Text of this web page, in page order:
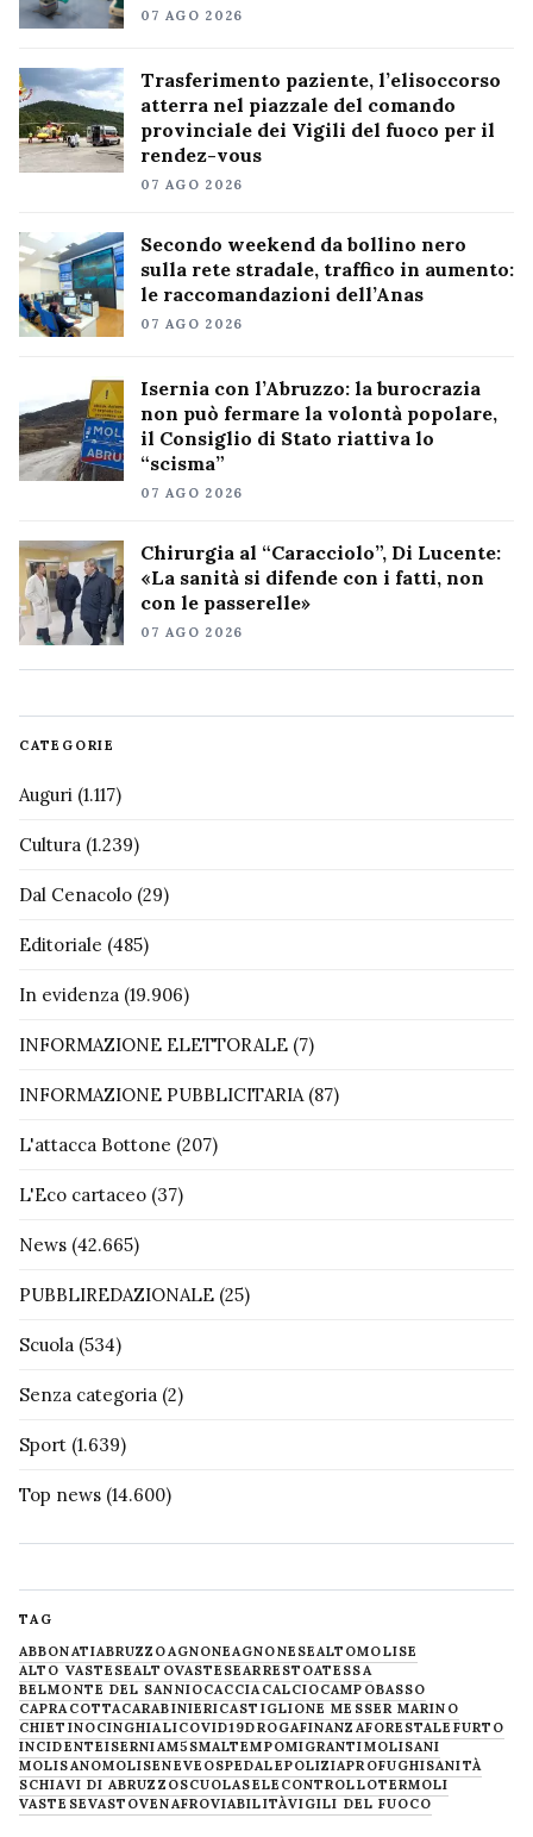
07 AGO 2026
Trasferimento paziente, l’elisoccorso
atterra nel piazzale del comando
provinciale dei Vigili del fuoco per il
rendez-vous
07 AGO 2026
Secondo weekend da bollino nero
sulla rete stradale, traffico in aumento:
le raccomandazioni dell’Anas
07 AGO 2026
Isernia con l’Abruzzo: la burocrazia
non può fermare la volontà popolare,
il Consiglio di Stato riattiva lo
“scisma”
07 AGO 2026
Chirurgia al “Caracciolo”, Di Lucente:
«La sanità si difende con i fatti, non
con le passerelle»
07 AGO 2026
CATEGORIE
Auguri (1.117)
Cultura (1.239)
Dal Cenacolo (29)
Editoriale (485)
In evidenza (19.906)
INFORMAZIONE ELETTORALE (7)
INFORMAZIONE PUBBLICITARIA(87)
L'attacca Bottone (207)
L'Eco cartaceo (37)
News (42.665)
PUBBLIREDAZIONALE (25)
Scuola (534)
Senza categoria (2)
Sport (1.639)
Top news (14.600)
TAG
ABBONATIABRUZZOAGNONEAGNONESEALTOMOLISE
ALTO VASTESEALTOVASTESEARRESTOATESSA
BELMONTE DEL SANNIOCACCIACALCIOCAMPOBASSO
CAPRACOTTACARABINIERICASTIGLIONE MESSER MARINO
CHIETINOCINGHIALICOVID19DROGAFINANZAFORESTALE FURTO
INCIDENTEISERNIAM5SMALTEMPOMIGRANTIMOLISANI
MOLISANOMOLISENEVE OSPEDALEPOLIZIAPROFUGHISANITÀ
SCHIAVI DI ABRUZZOSCUOLASELECONTROLLOTERMOLI
VASTESEVASTOVENAFROVIABILITÀVIGILI DEL FUOCO